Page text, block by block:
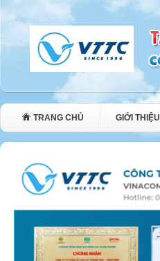
TRANG CHỦ GIỚI THIỆU